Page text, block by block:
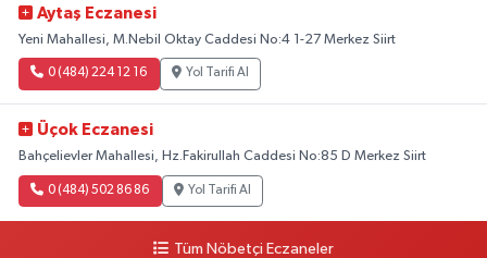
Aytaş Eczanesi
Yeni Mahallesi, M.Nebil Oktay Caddesi No:4 1-27 Merkez Siirt
0 (484) 224 12 16 Yol Tarifi Al
Üçok Eczanesi
Bahçelievler Mahallesi, Hz.Fakirullah Caddesi No:85 D Merkez Siirt
0 (484) 502 86 86 Yol Tarifi Al
Tüm Nöbetçi Eczaneler